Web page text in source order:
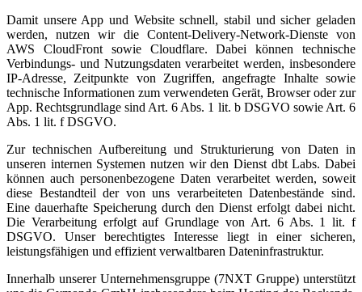
Damit unsere App und Website schnell, stabil und sicher geladen
werden, nutzen wir die Content-Delivery-Network-Dienste von
AWS CloudFront sowie Cloudflare. Dabei können technische
Verbindungs- und Nutzungsdaten verarbeitet werden, insbesondere
IP-Adresse, Zeitpunkte von Zugriffen, angefragte Inhalte sowie
technische Informationen zum verwendeten Gerät, Browser oder zur
App. Rechtsgrundlage sind Art. 6 Abs. 1 lit. b DSGVO sowie Art. 6
Abs. 1 lit. f DSGVO.
Zur technischen Aufbereitung und Strukturierung von Daten in
unseren internen Systemen nutzen wir den Dienst dbt Labs. Dabei
können auch personenbezogene Daten verarbeitet werden, soweit
diese Bestandteil der von uns verarbeiteten Datenbestände sind.
Eine dauerhafte Speicherung durch den Dienst erfolgt dabei nicht.
Die Verarbeitung erfolgt auf Grundlage von Art. 6 Abs. 1 lit. f
DSGVO. Unser berechtigtes Interesse liegt in einer sicheren,
leistungsfähigen und effizient verwaltbaren Dateninfrastruktur.
Innerhalb unserer Unternehmensgruppe (7NXT Gruppe) unterstützt